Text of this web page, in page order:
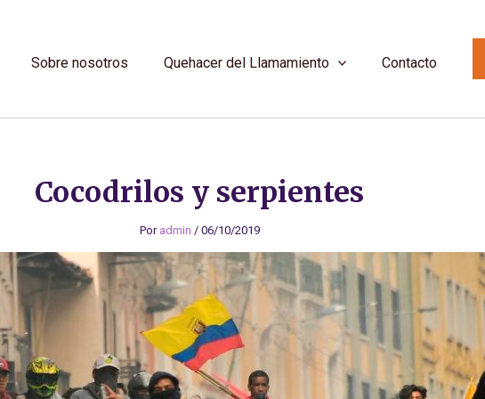
Sobre nosotros Quehacer del Llamamiento Contacto
Cocodrilos y serpientes
Por admin / 06/10/2019